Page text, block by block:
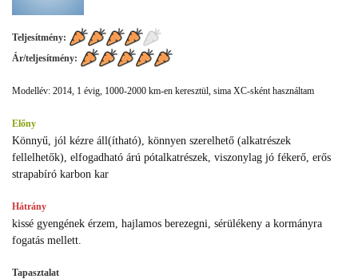
Teljesítmény:
Ár/teljesítmény:
Modellév: 2014, 1 évig, 1000-2000 km-en keresztül, sima XC-sként használtam
Előny
Könnyű, jól kézre áll(ítható), könnyen szerelhető (alkatrészek
fellelhetők), elfogadható árú pótalkatrészek, viszonylag jó fékerő, erős
strapabíró karbon kar
Hátrány
kissé gyengének érzem, hajlamos berezegni, sérülékeny a kormányra
fogatás mellett.
Tapasztalat